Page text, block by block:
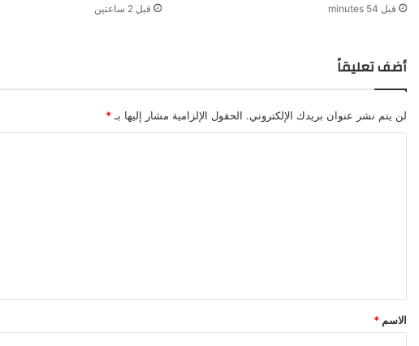
قبل 54 minutes قبل 2 ساعتين
أضف تعليقاً
لن يتم نشر عنوان بريدك الإلكتروني. الحقول الإلزامية مشار إليها بـ *
*
الاسم *